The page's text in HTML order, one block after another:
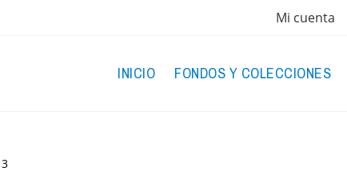
Mi cuenta
INICIO FONDOS Y COLECCIONES